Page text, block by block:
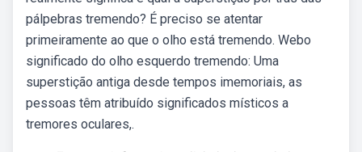
pálpebras tremendo? É preciso se atentar
primeiramente ao que o olho está tremendo. Webo
significado do olho esquerdo tremendo: Uma
superstição antiga desde tempos imemoriais, as
pessoas têm atribuído significados místicos a
tremores oculares,.